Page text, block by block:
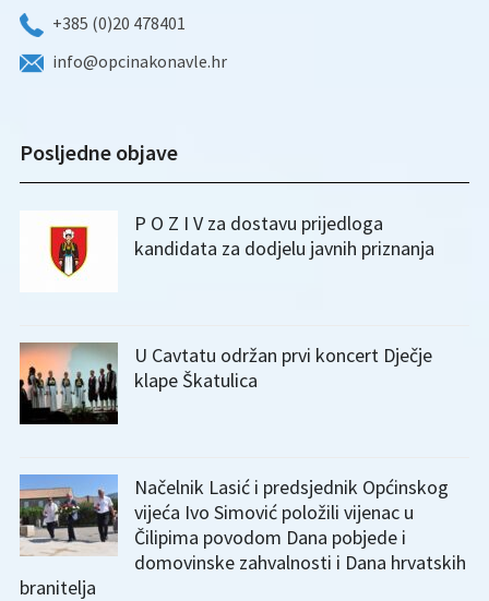
+385 (0)20 478401
info@opcinakonavle.hr
Posljedne objave
P O Z I V za dostavu prijedloga
kandidata za dodjelu javnih priznanja
U Cavtatu održan prvi koncert Dječje
klape Škatulica
Načelnik Lasić i predsjednik Općinskog
vijeća Ivo Simović položili vijenac u
Čilipima povodom Dana pobjede i
domovinske zahvalnosti i Dana hrvatskih
branitelja